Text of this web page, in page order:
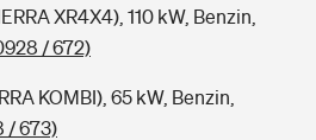
XR4X4), 110 kW, Benzin,
/ 672)
KOMBI), 65 kW, Benzin,
/ 673)